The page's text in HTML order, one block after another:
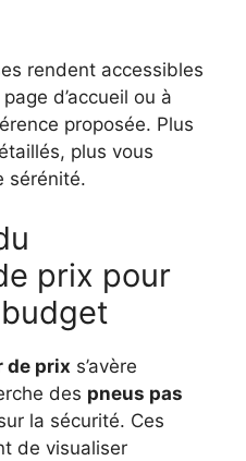
rendent accessibles
d’accueil ou à
proposée. Plus
plus vous
sérénité.
prix pour
de prix s’avère
des pneus pas
la sécurité. Ces
de visualiser